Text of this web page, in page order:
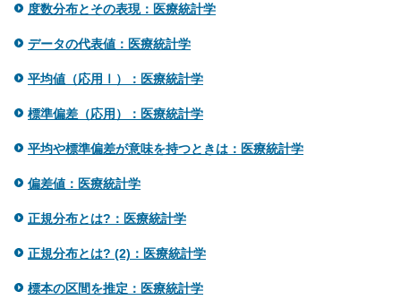
度数分布とその表現：医療統計学
データの代表値：医療統計学
平均値（応用Ⅰ）：医療統計学
標準偏差（応用）：医療統計学
平均や標準偏差が意味を持つときは：医療統計学
偏差値：医療統計学
正規分布とは?：医療統計学
正規分布とは? (2)：医療統計学
標本の区間を推定：医療統計学